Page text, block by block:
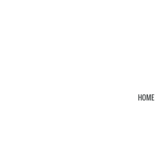
HOME